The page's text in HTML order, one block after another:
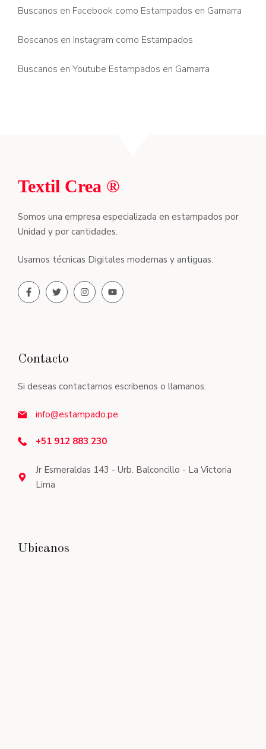
Buscanos en Facebook como Estampados en Gamarra
Boscanos en Instagram como Estampados
Buscanos en Youtube Estampados en Gamarra
Textil Crea ®
Somos una empresa especializada en estampados por
Unidad y por cantidades.
Usamos técnicas Digitales modernas y antiguas.
Contacto
Si deseas contactarnos escribenos o llamanos.
info@estampado.pe
+51 912 883 230
Jr Esmeraldas 143 - Urb. Balconcillo - La Victoria
Lima
Ubicanos